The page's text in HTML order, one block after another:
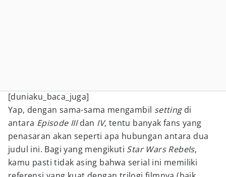
[duniaku_baca_juga]
Yap, dengan sama-sama mengambil settingdi
antara Episode IIIdan IV, tentu banyak fans yang
penasaran akan seperti apa hubungan antara dua
judul ini. Bagi yang mengikuti Star Wars Rebels,
kamu pasti tidak asing bahwa serial ini memiliki